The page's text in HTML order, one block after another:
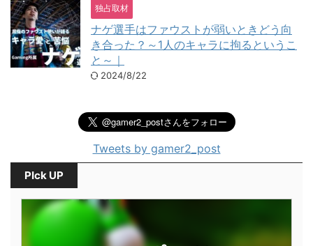
独占取材
ナゲ選手はファウストが弱いときどう向
き合った？～1人のキャラに拘るというこ
と～｜
2024/8/22
Tweets by gamer2_post
PIck UP